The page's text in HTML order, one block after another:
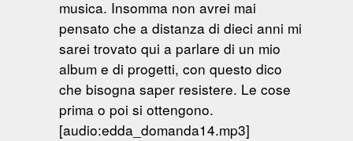
musica. Insomma non avrei mai
pensato che a distanza di dieci anni mi
sarei trovato qui a parlare di un mio
album e di progetti, con questo dico
che bisogna saper resistere. Le cose
prima o poi si ottengono.
[audio:edda_domanda14.mp3]